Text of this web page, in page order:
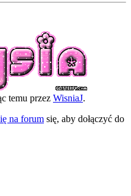
temu przez WisniaJ.
na forum się, aby dołączyć do